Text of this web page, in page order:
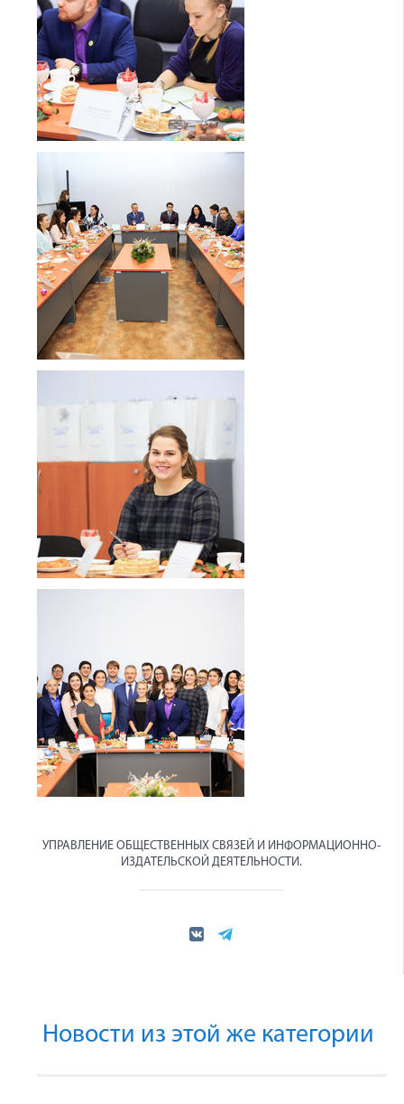
УПРАВЛЕНИЕ ОБЩЕСТВЕННЫХ СВЯЗЕЙ И ИНФОРМАЦИОННО-
ИЗДАТЕЛЬСКОЙ ДЕЯТЕЛЬНОСТИ.
Новости из этой же категории